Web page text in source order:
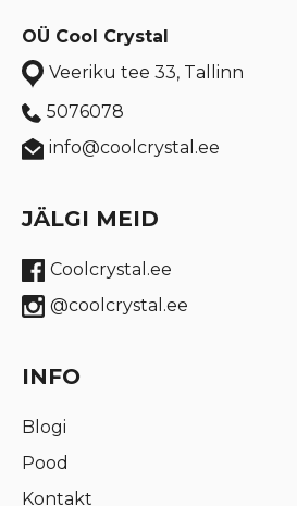
OÜ Cool Crystal
Veeriku tee 33, Tallinn
5076078
info@coolcrystal.ee
JÄLGI MEID
Coolcrystal.ee
@coolcrystal.ee
INFO
Blogi
Pood
Kontakt